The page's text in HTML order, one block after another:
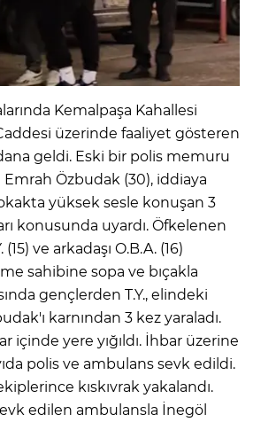
Kemalpaşa Kahallesi
üzerinde faaliyet gösteren
geldi. Eski bir polis memuru
Özbudak (30), iddiaya
yüksek sesle konuşan 3
konusunda uyardı. Öfkelenen
(15) ve arkadaşı O.B.A. (16)
sahibine sopa ve bıçakla
gençlerden T.Y., elindeki
karnından 3 kez yaraladı.
içinde yere yığıldı. İhbar üzerine
polis ve ambulans sevk edildi.
kıskıvrak yakalandı.
edilen ambulansla İnegöl